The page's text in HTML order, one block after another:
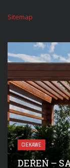
Sitemap
CIEKAWE
DEREŃ –